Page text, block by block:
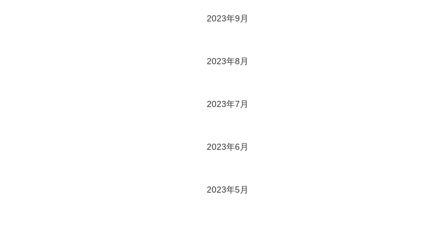
2023年9月
2023年8月
2023年7月
2023年6月
2023年5月